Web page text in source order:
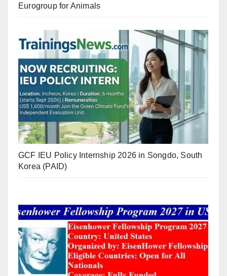
Eurogroup for Animals
GCF IEU Policy Internship 2026 in Songdo, South
Korea (PAID)